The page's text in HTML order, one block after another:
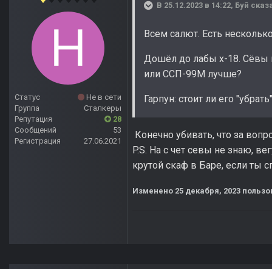
Статус
Не в сети
Группа
Сталкеры
Репутация
28
Сообщений
53
Регистрация
27.06.2021
В 25.12.2023 в 14:22, Буй
Всем салют. Есть
Дошёл до лабы х-18. Сёвы
или ССП-99М лучше?
Гарпун: стоит ли его
Конечно убивать, что за
P.S. На с чет севы не знаю,
крутой скаф в Баре, если ты
Изменено 25 декабря, 2023